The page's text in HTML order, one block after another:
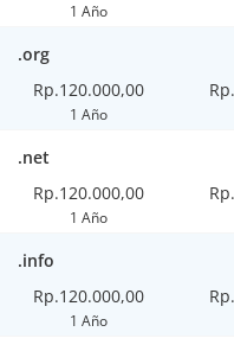
1 Año
.org
Rp.120.000,00
1 Año
.net
Rp.120.000,00
1 Año
.info
Rp.120.000,00
1 Año